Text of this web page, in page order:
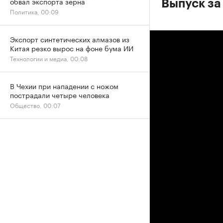
Выпуск
Политика, 00:09
Экспорт синтетических алмазов из
Китая резко вырос на фоне бума ИИ
Технологии и медиа, 00:08
В Чехии при нападении с ножом
пострадали четыре человека
Общество, 00:07